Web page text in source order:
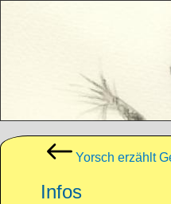
Yorsch erzählt
Infos